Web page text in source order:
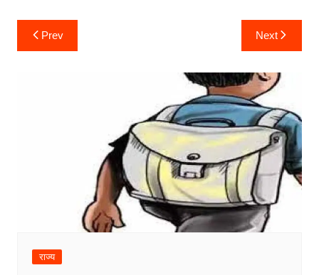
Post
navigation
Prev Next
राज्य